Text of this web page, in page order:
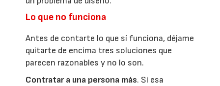
Lo que no funciona
Antes de contarte lo que sí funciona, déjame
quitarte de encima tres soluciones que
parecen razonables y no lo son.
Contratar a una persona más. Si esa